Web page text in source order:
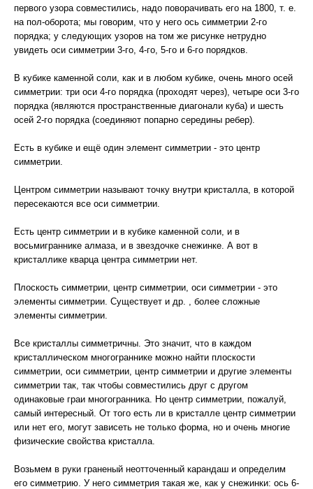
первого узора совместились, надо поворачивать его на 1800, т. е.
на пол-оборота; мы говорим, что у него ось симметрии 2-го
порядка; у следующих узоров на том же рисунке нетрудно
увидеть оси симметрии 3-го, 4-го, 5-го и 6-го порядков.
В кубике каменной соли, как и в любом кубике, очень много осей
симметрии: три оси 4-го порядка (проходят через), четыре оси 3-го
порядка (являются пространственные диагонали куба) и шесть
осей 2-го порядка (соединяют попарно середины ребер).
Есть в кубике и ещё один элемент симметрии - это центр
симметрии.
Центром симметрии называют точку внутри кристалла, в которой
пересекаются все оси симметрии.
Есть центр симметрии и в кубике каменной соли, и в
восьмиграннике алмаза, и в звездочке снежинке. А вот в
кристаллике кварца центра симметрии нет.
Плоскость симметрии, центр симметрии, оси симметрии - это
элементы симметрии. Существует и др. , более сложные
элементы симметрии.
Все кристаллы симметричны. Это значит, что в каждом
кристаллическом многограннике можно найти плоскости
симметрии, оси симметрии, центр симметрии и другие элементы
симметрии так, так чтобы совместились друг с другом
одинаковые граи многогранника. Но центр симметрии, пожалуй,
самый интересный. От того есть ли в кристалле центр симметрии
или нет его, могут зависеть не только форма, но и очень многие
физические свойства кристалла.
Возьмем в руки граненый неотточенный карандаш и определим
его симметрию. У него симметрия такая же, как у снежинки: ось 6-